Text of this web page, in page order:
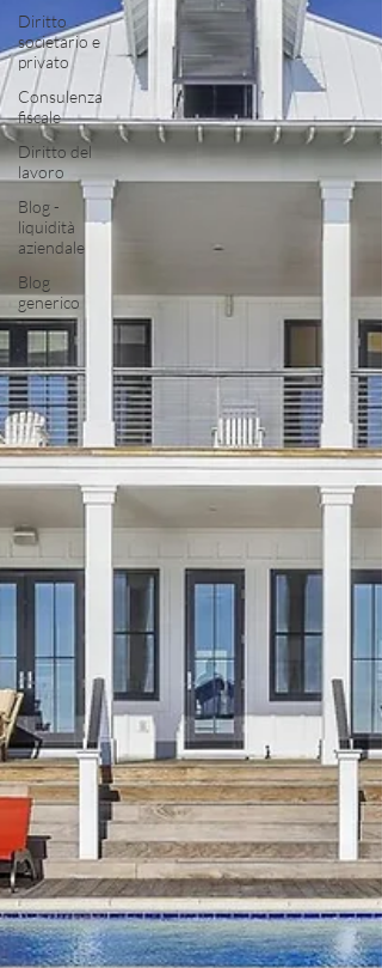
Diritto
societario e
privato
Consulenza
fiscale
Diritto del
lavoro
Blog -
liquidità
aziendale
Blog
generico